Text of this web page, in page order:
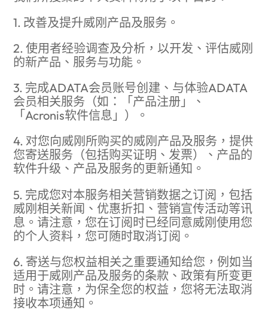
1. 改善及提升威刚产品及服务。
2. 使用者经验调查及分析，以开发、评估威刚
的新产品、服务与功能。
3. 完成ADATA会员账号创建、与体验ADATA
会员相关服务（如：「产品注册」、
「Acronis软件信息」）。
4. 对您向威刚所购买的威刚产品及服务，提供
您寄送服务（包括购买证明、发票）、产品的
软件升级、产品及服务的更新通知。
5. 完成您对本服务相关营销数据之订阅，包括
威刚相关新闻、优惠折扣、营销宣传活动等讯
息。请注意，您在订阅时已经同意威刚使用您
的个人资料，您可随时取消订阅。
6. 寄送与您权益相关之重要通知给您，例如当
适用于威刚产品及服务的条款、政策有所变更
时。请注意，为保全您的权益，您将无法取消
接收本项通知。